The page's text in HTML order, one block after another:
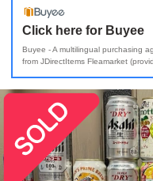
Click here for Buyee
Buyee - A multilingual purchasing
from JDirectItems Fleamarket